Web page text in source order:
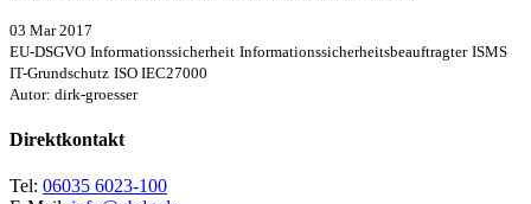
03 Mar 2017
EU-DSGVO Informationssicherheit Informationssicherheitsbeauftragter ISMS
IT-Grundschutz ISO IEC27000
Autor: dirk-groesser
Direktkontakt
Tel: 06035 6023-100